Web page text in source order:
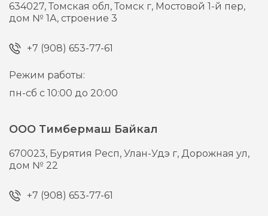
634027,Томская обл, Томск г, Мостовой 1-й пер,
дом № 1А, строение 3
+7 (908) 653-77-61
Режим работы:
пн-сб с 10:00 до 20:00
ООО Тимбермаш Байкал
670023, Бурятия Респ, Улан-Удэ г,Дорожная ул,
дом № 22
+7 (908) 653-77-61